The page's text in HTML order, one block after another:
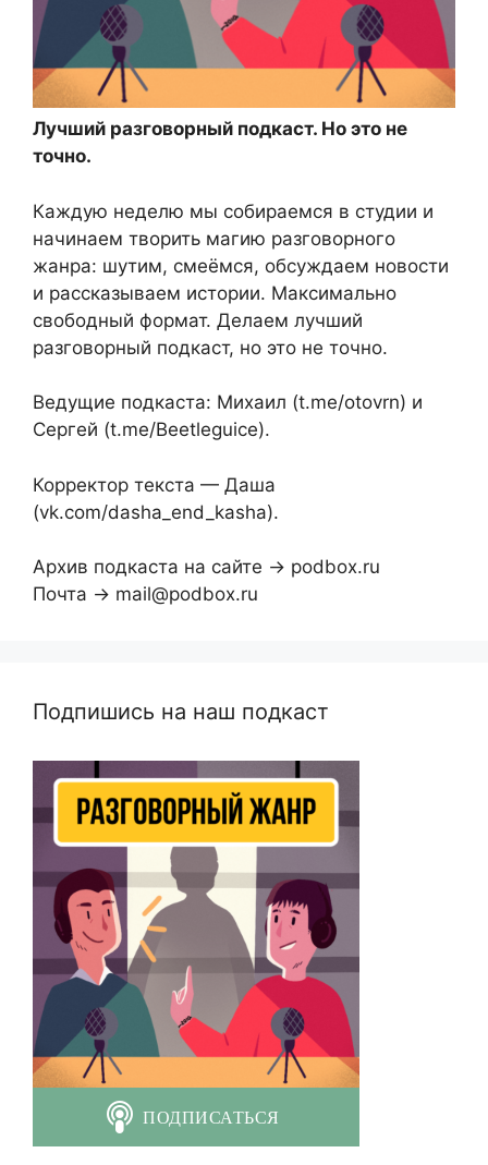
Лучший разговорный подкаст. Но это не
точно.
Каждую неделю мы собираемся в студии и
начинаем творить магию разговорного
жанра: шутим, смеёмся, обсуждаем новости
и рассказываем истории. Максимально
свободный формат. Делаем лучший
разговорный подкаст, но это не точно.
Ведущие подкаста: Михаил (t.me/otovrn) и
Сергей (t.me/Beetleguice).
Корректор текста — Даша
(vk.com/dasha_end_kasha).
Архив подкаста на сайте → podbox.ru
Почта → mail@podbox.ru
Подпишись на наш подкаст